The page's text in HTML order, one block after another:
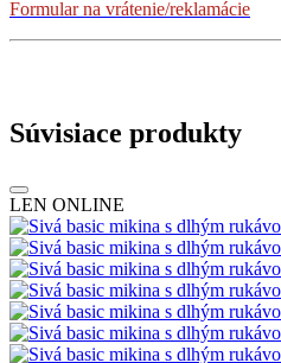
Formular na vrátenie/reklamácie
Súvisiace produkty
LEN ONLINE